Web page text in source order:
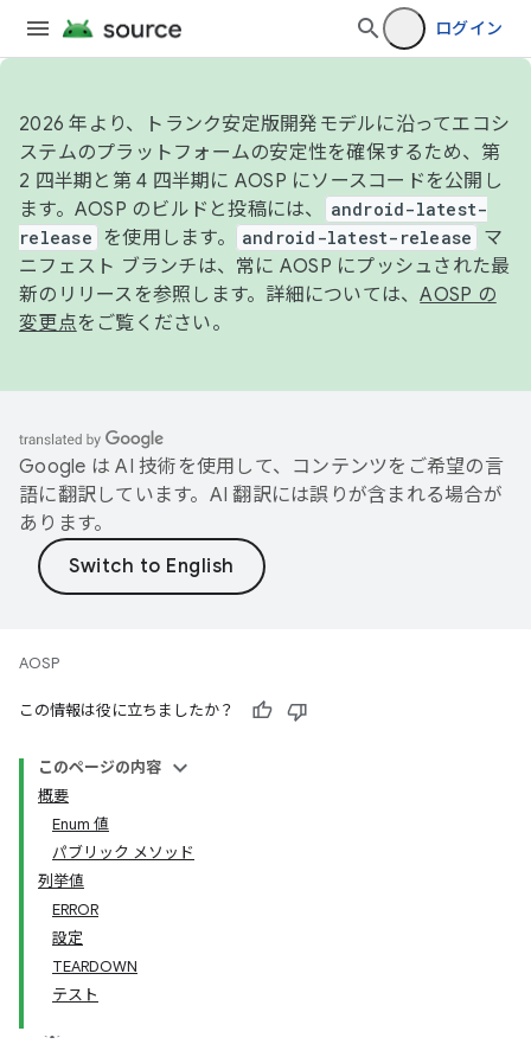
ログイン
2026 年より、トランク安定版開発モデルに沿ってエコシ
ステムのプラットフォームの安定性を確保するため、第
2 四半期と第 4 四半期に AOSP にソースコードを公開し
ます。AOSP のビルドと投稿には、
android-latest-
release
を使用します。 android-latest-release
マ
ニフェスト ブランチは、常に AOSP にプッシュされた最
新のリリースを参照します。詳細については、AOSP の
変更点をご覧ください。
Google は AI 技術を使用して、コンテンツをご希望の言
語に翻訳しています。AI 翻訳には誤りが含まれる場合が
あります。
AOSP
この情報は役に立ちましたか？
このページの内容
概要
Enum 値
パブリック メソッド
列挙値
ERROR
設定
TEARDOWN
テスト